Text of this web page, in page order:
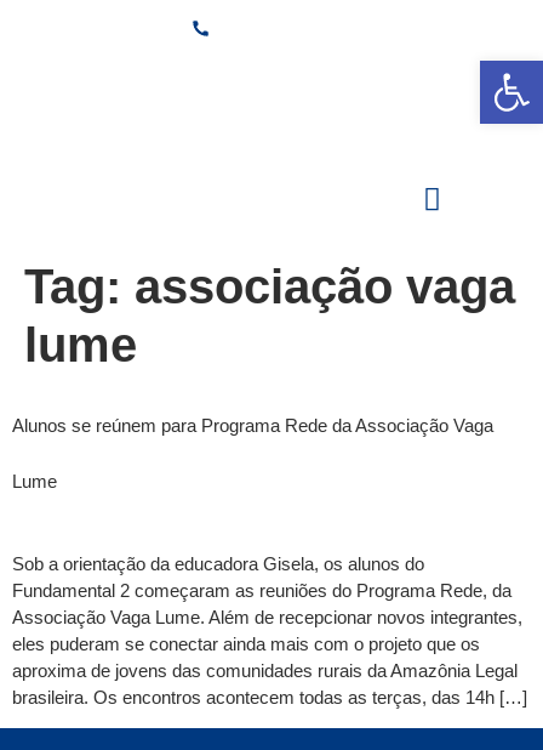
Área Restrita
Tag: associação vaga
lume
Alunos se reúnem para Programa Rede da Associação Vaga
Lume
Sob a orientação da educadora Gisela, os alunos do
Fundamental 2 começaram as reuniões do Programa Rede, da
Associação Vaga Lume. Além de recepcionar novos integrantes,
eles puderam se conectar ainda mais com o projeto que os
aproxima de jovens das comunidades rurais da Amazônia Legal
brasileira. Os encontros acontecem todas as terças, das 14h […]